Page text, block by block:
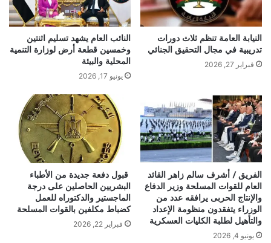
النيابة العامة تنظم ثلاث دورات
تدريبية في مجال التحقيق الجنائي
فبراير 27, 2026
النائب العام يشهد تسليم اثنتين
وخمسين قطعة أرض لوزارة التنمية
المحلية والبيئة
يونيو 17, 2026
الفريق / أشرف سالم زاهر القائد
العام للقوات المسلحة وزير الدفاع
والإنتاج الحربى يرافقه عدد من
الوزراء يتفقدون منظومة الإعداد
والتأهيل لطلبة الكليات العسكرية
يونيو 4, 2026
قبول دفعة جديدة من الأطباء
البشريين الحاصلين على درجة
الماجستير والدكتوراه للعمل
كضباط مكلفين بالقوات المسلحة
فبراير 22, 2026